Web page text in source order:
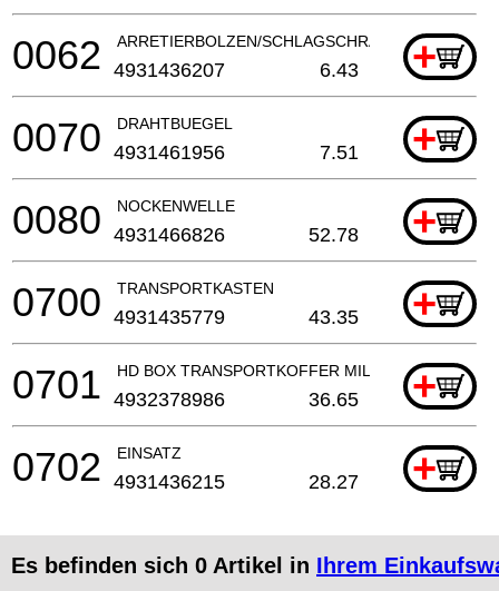
ARRETIERBOLZEN/SCHLAGSCHRAUBER+
0062 4931436207 6.43
DRAHTBUEGEL +
0070 4931461956 7.51
NOCKENWELLE +
0080 4931466826 52.78
TRANSPORTKASTEN +
0700 4931435779 43.35
HD BOX TRANSPORTKOFFER MILWAUKEE (MAAT
+
0701 4932378986 36.65
EINSATZ +
0702 4931436215 28.27
Es befinden sich 0 Artikel in Ihrem